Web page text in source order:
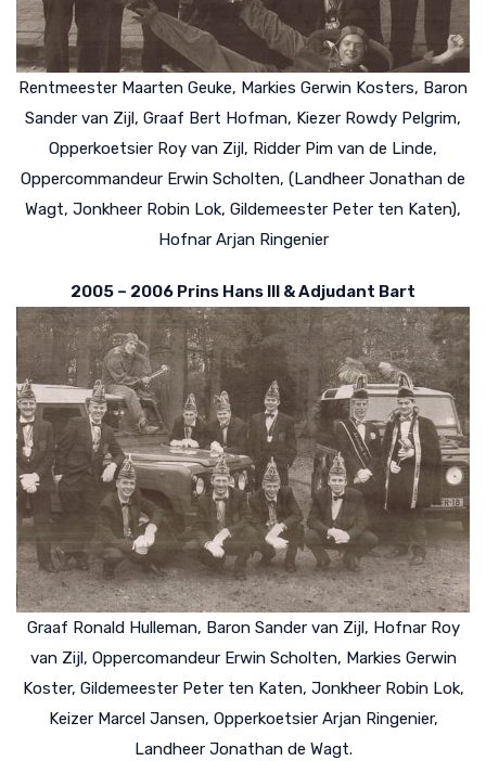
Rentmeester Maarten Geuke, Markies Gerwin Kosters, Baron
Sander van Zijl, Graaf Bert Hofman, Kiezer Rowdy Pelgrim,
Opperkoetsier Roy van Zijl, Ridder Pim van de Linde,
Oppercommandeur Erwin Scholten, (Landheer Jonathan de
Wagt, Jonkheer Robin Lok, Gildemeester Peter ten Katen),
Hofnar Arjan Ringenier
2005 – 2006 Prins Hans III & Adjudant Bart
Graaf Ronald Hulleman, Baron Sander van Zijl, Hofnar Roy
van Zijl, Oppercomandeur Erwin Scholten, Markies Gerwin
Koster, Gildemeester Peter ten Katen, Jonkheer Robin Lok,
Keizer Marcel Jansen, Opperkoetsier Arjan Ringenier,
Landheer Jonathan de Wagt.